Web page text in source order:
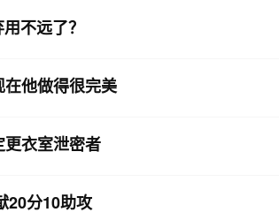
不远了？
他做得很完美
衣室泄密者
20分10助攻